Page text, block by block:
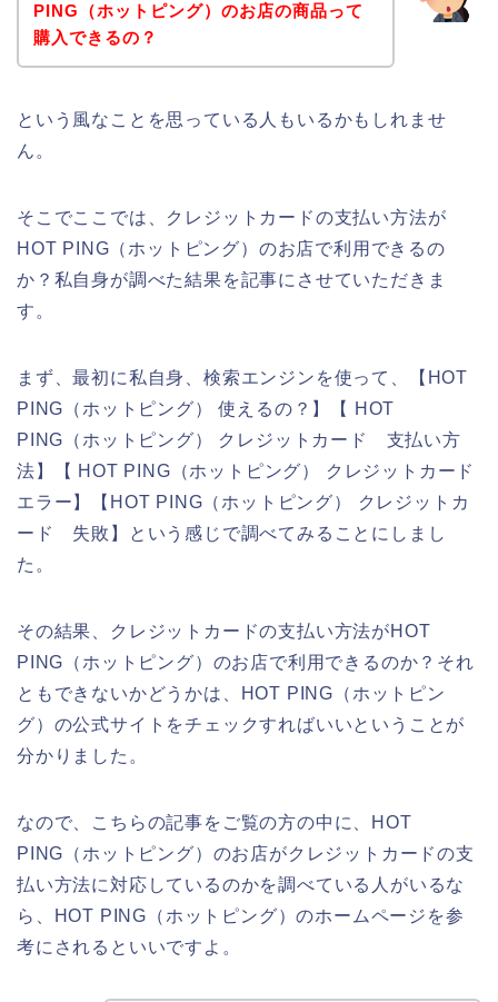
PING（ホットピング）のお店の商品って
購入できるの？
という風なことを思っている人もいるかもしれませ
ん。
そこでここでは、クレジットカードの支払い方法が
HOT PING（ホットピング）のお店で利用できるの
か？私自身が調べた結果を記事にさせていただきま
す。
まず、最初に私自身、検索エンジンを使って、【HOT
PING（ホットピング） 使えるの？】【 HOT
PING（ホットピング） クレジットカード 支払い方
法】【 HOT PING（ホットピング） クレジットカード
エラー】【HOT PING（ホットピング） クレジットカ
ード 失敗】という感じで調べてみることにしまし
た。
その結果、クレジットカードの支払い方法がHOT
PING（ホットピング）のお店で利用できるのか？それ
ともできないかどうかは、HOT PING（ホットピン
グ）の公式サイトをチェックすればいいということが
分かりました。
なので、こちらの記事をご覧の方の中に、HOT
PING（ホットピング）のお店がクレジットカードの支
払い方法に対応しているのかを調べている人がいるな
ら、HOT PING（ホットピング）のホームページを参
考にされるといいですよ。